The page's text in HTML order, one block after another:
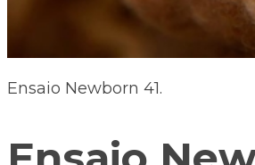
Ensaio Newborn 41.